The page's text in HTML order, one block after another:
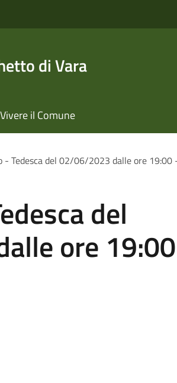
di Vara
Vivere il Comune
- Tedesca del 02/06/2023 dalle ore 19:00
del
ore